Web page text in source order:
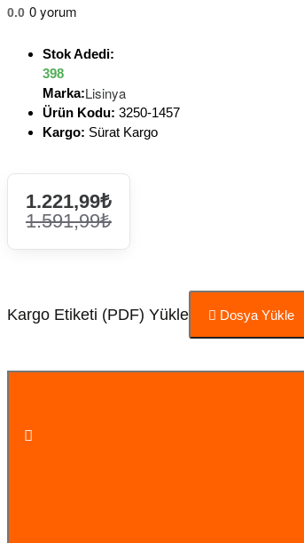
0.0 0 yorum
Stok Adedi:
398
Marka:Lisinya
Ürün Kodu: 3250-1457
Kargo: Sürat Kargo
1.221,99₺
1.591,99₺
Kargo Etiketi (PDF) Yükle Dosya Yükle